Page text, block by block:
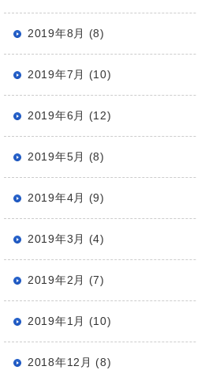
2019年8月 (8)
2019年7月 (10)
2019年6月 (12)
2019年5月 (8)
2019年4月 (9)
2019年3月 (4)
2019年2月 (7)
2019年1月 (10)
2018年12月 (8)